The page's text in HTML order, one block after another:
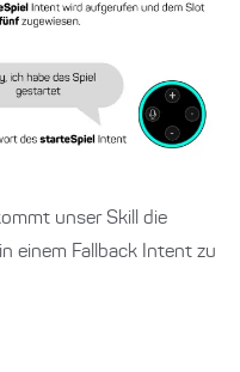
unser Skill die
einem Fallback Intent zu